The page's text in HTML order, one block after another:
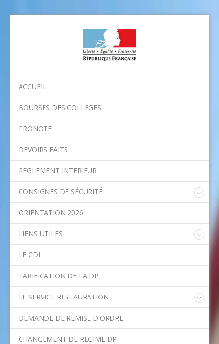
ACCUEIL
BOURSES DES COLLEGES
PRONOTE
DEVOIRS FAITS
REGLEMENT INTERIEUR
CONSIGNES DE SÉCURITÉ
ORIENTATION 2026
LIENS UTILES
Conseil Départemental du Val-de-Marne
Aides financières de l'Etat
Ministère de l'Education Nationale
LE CDI
TARIFICATION DE LA DP
LE SERVICE RESTAURATION
DEMANDE DE REMISE D'ORDRE
CHANGEMENT DE REGIME DP